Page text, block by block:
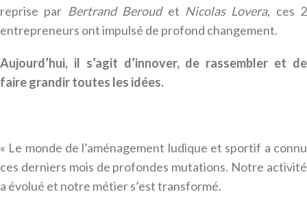
reprise par Bertrand Beroudet Nicolas Lovera, ces 2
entrepreneurs ont impulsé de profond changement.
Aujourd’hui, il s’agit d’innover, de rassembler et de
faire grandir toutes les idées.
« Le monde de l’aménagement ludique et sportif a connu
ces derniers mois de profondes mutations. Notre activité
a évolué et notre métier s’est transformé.